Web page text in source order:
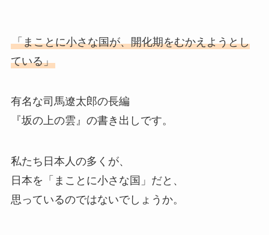
「まことに小さな国が、開化期をむかえようとし
ている」
有名な司馬遼太郎の長編
『坂の上の雲』の書き出しです。
私たち日本人の多くが、
日本を「まことに小さな国」だと、
思っているのではないでしょうか。